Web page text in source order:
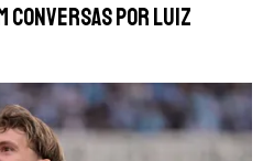
conversas por Luiz